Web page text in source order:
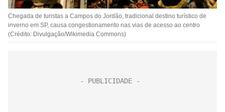
Chegada de turistas a Campos do Jordão, tradicional destino turístico de
inverno em SP, causa congestionamento nas vias de acesso ao centro
(Crédito: Divulgação/Wikimedia Commons)